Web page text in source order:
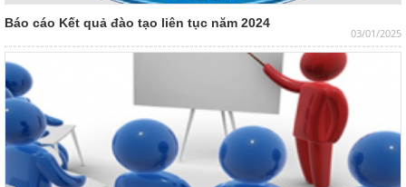
03/01/2025
Báo cáo Kết quả đào tạo liên tục năm 2024